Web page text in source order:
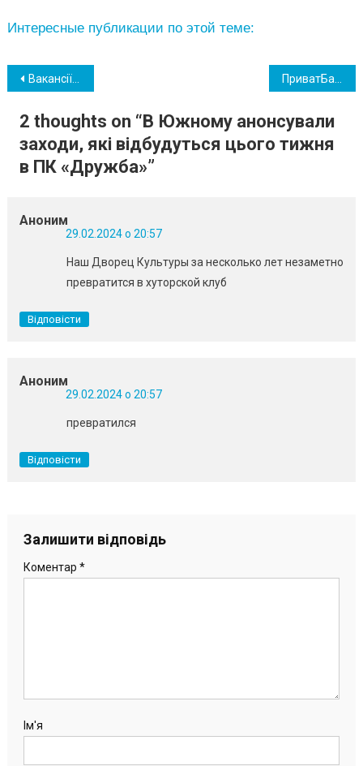
Интересные публикации по этой теме:
Навігація
записів
Вакансії до Сил оборони: центр зайнятості Южного обговорив співпрацю з прикордонною службою ПриватБанк змінив умови деяких переказів грошей з-за кордону
2 thoughts on “ В Южному анонсували
заходи, які відбудуться цього тижня
в ПК «Дружба»”
Аноним
29.02.2024 о 20:57
Наш Дворец Культуры за несколько лет незаметно
превратится в хуторской клуб
Відповісти
Аноним
29.02.2024 о 20:57
превратился
Відповісти
Залишити відповідь
Коментар *
Ім'я